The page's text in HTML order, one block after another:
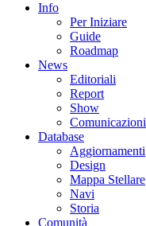
Info
Per Iniziare
Guide
Roadmap
News
Editoriali
Report
Show
Comunicazioni
Database
Aggiornamenti
Design
Mappa Stellare
Navi
Storia
Comunità